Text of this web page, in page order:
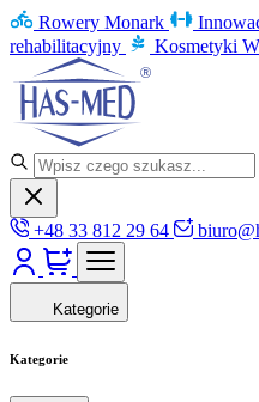
Rowery Monark
rehabilitacyjny
Kosmetyki
+48 33 812 29 64
Kategorie
Kategorie